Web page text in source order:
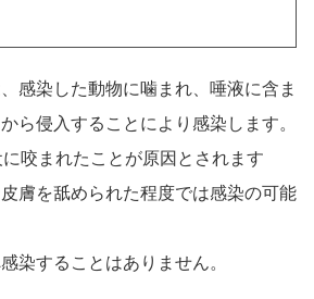
感染した動物に噛まれ、唾液に含ま
ら侵入することにより感染します。
咬まれたことが原因とされます
膚を舐められた程度では感染の可能
染することはありません。